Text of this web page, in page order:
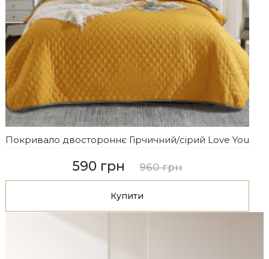
Покривало двостороннє Гірчичний/сірий Love You
590 грн 960 грн
Купити